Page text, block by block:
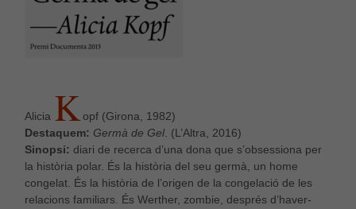
Alicia K opf (Girona, 1982)
Destaquem: Germà de Gel. (L’Altra, 2016)
Sinopsi: diari de recerca d’una dona que s’obsessiona per
la història polar. És la història del seu germà, un home
congelat. És la història de l’origen de la congelació de les
relacions familiars. És Werther, zombie, després d’haver-